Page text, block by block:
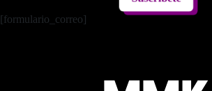
[formulario_correo]